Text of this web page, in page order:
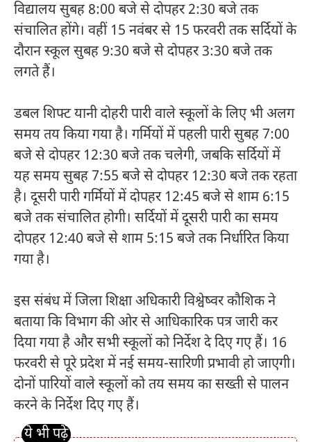
विद्यालय सुबह 8:00 बजे से दोपहर 2:30 बजे तक
संचालित होंगे। वहीं 15 नवंबर से 15 फरवरी तक सर्दियों के
दौरान स्कूल सुबह 9:30 बजे से दोपहर 3:30 बजे तक
लगते हैं।
डबल शिफ्ट यानी दोहरी पारी वाले स्कूलों के लिए भी अलग
समय तय किया गया है। गर्मियों में पहली पारी सुबह 7:00
बजे से दोपहर 12:30 बजे तक चलेगी, जबकि सर्दियों में
यह समय सुबह 7:55 बजे से दोपहर 12:30 बजे तक रहता
है। दूसरी पारी गर्मियों में दोपहर 12:45 बजे से शाम 6:15
बजे तक संचालित होगी। सर्दियों में दूसरी पारी का समय
दोपहर 12:40 बजे से शाम 5:15 बजे तक निर्धारित किया
गया है।
इस संबंध में जिला शिक्षा अधिकारी विश्वेष्वर कौशिक ने
बताया कि विभाग की ओर से आधिकारिक पत्र जारी कर
दिया गया है और सभी स्कूलों को निर्देश दे दिए गए हैं। 16
फरवरी से पूरे प्रदेश में नई समय-सारिणी प्रभावी हो जाएगी।
दोनों पारियों वाले स्कूलों को तय समय का सख्ती से पालन
करने के निर्देश दिए गए हैं।